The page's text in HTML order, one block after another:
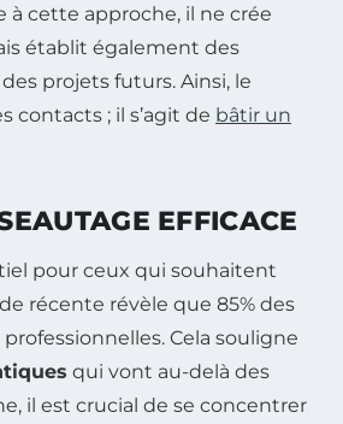
à cette approche, il ne crée
établit également des
projets futurs. Ainsi, le
contacts ; il s’agit de bâtir un
EFFICACE
pour ceux qui souhaitent
récente révèle que 85% des
Cela souligne
qui vont au-delà des
il est crucial de se concentrer